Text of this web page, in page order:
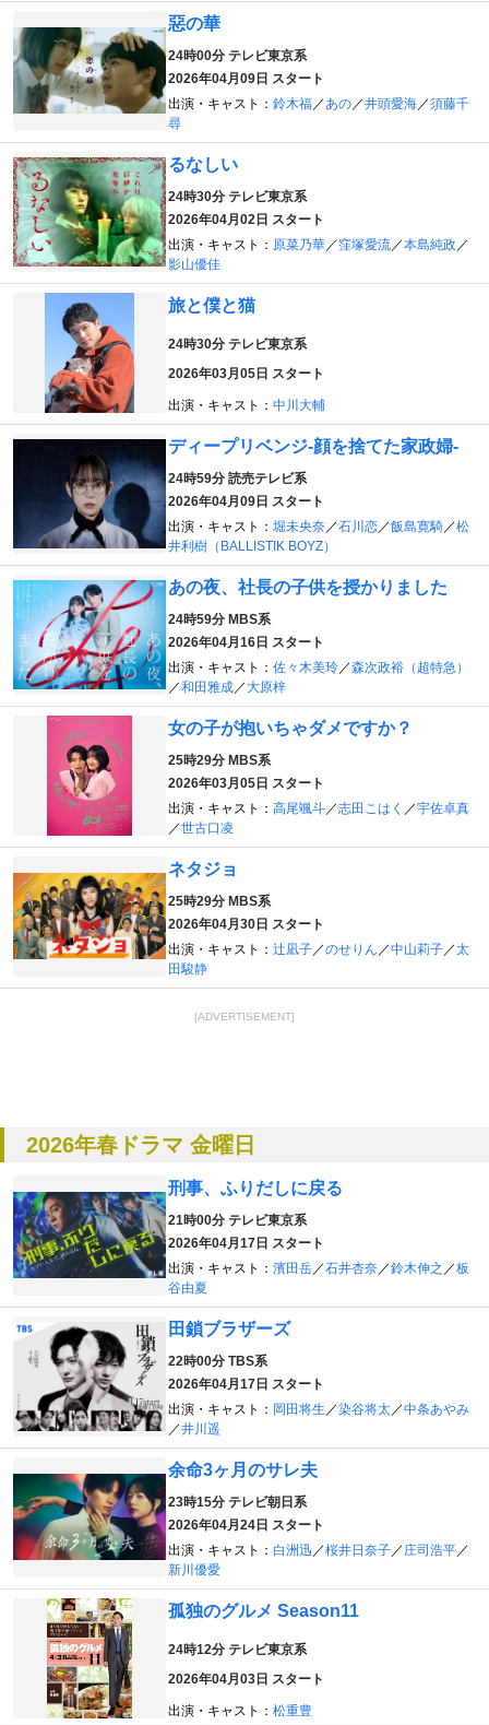
惡の華
24時00分 テレビ東京系
2026年04月09日 スタート
出演・キャスト： 鈴木福／あの／井頭愛海／須藤千
尋
るなしい
24時30分 テレビ東京系
2026年04月02日 スタート
出演・キャスト： 原菜乃華／窪塚愛流／本島純政／
影山優佳
旅と僕と猫
24時30分 テレビ東京系
2026年03月05日 スタート
出演・キャスト： 中川大輔
ディープリベンジ-顔を捨てた家政婦-
24時59分 読売テレビ系
2026年04月09日 スタート
出演・キャスト： 堀未央奈／石川恋／飯島寛騎／松
井利樹（BALLISTIK BOYZ）
あの夜、社長の子供を授かりました
24時59分 MBS系
2026年04月16日 スタート
出演・キャスト： 佐々木美玲／森次政裕（超特急）
／和田雅成／ 大原梓
女の子が抱いちゃダメですか？
25時29分 MBS系
2026年03月05日 スタート
出演・キャスト： 高尾颯斗／志田こはく ／宇佐卓真
／世古口凌
ネタジョ
25時29分 MBS系
2026年04月30日 スタート
出演・キャスト： 辻凪子／のせりん ／中山莉子／太
田駿静
[ADVERTISEMENT]
2026年春ドラマ 金曜日
刑事、ふりだしに戻る
21時00分 テレビ東京系
2026年04月17日 スタート
出演・キャスト： 濱田岳／石井杏奈／鈴木伸之 ／板
谷由夏
田鎖ブラザーズ
22時00分 TBS系
2026年04月17日 スタート
出演・キャスト： 岡田将生 ／染谷将太／中条あやみ
／井川遥
余命3ヶ月のサレ夫
23時15分 テレビ朝日系
2026年04月24日 スタート
出演・キャスト： 白洲迅 ／桜井日奈子／ 庄司浩平／
新川優愛
孤独のグルメ Season11
24時12分 テレビ東京系
2026年04月03日 スタート
出演・キャスト： 松重豊